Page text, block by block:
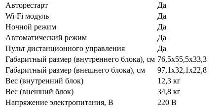
Авторестарт
Да
Wi-Fi модуль
Да
Ночной режим
Да
Автоматический режим
Да
Пульт дистанционного управления
Да
Габаритный размер (внутреннего блока), см 76,5х55,5х33,3
Габаритный размер (внешнего блока), см
97,1х32,1х22,8
Вес (внутренний блок)
12,3 кг
Вес (внешний блок)
34,8 кг
Напряжение электропитания, В
220 В